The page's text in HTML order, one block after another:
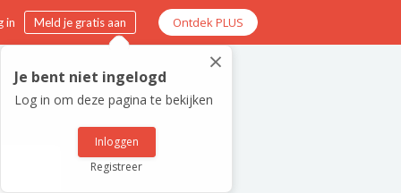
in Meld je gratis aan Ontdek PLUS
×
Je bent niet ingelogd
Log in om deze pagina te bekijken
Inloggen
Registreer